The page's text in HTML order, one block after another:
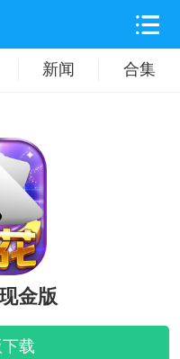
新闻 合集
闲益智
音乐舞蹈
金版
载